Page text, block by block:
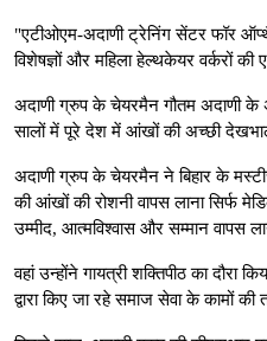
"एटीओएम-अदाणी ट्रेनिंग सेंटर फॉर
विशेषज्ञों और महिला हेल्थकेयर वर्करों
अदाणी ग्रुप के चेयरमैन गौतम अदाणी
सालों में पूरे देश में आंखों की अच्छी
अदाणी ग्रुप के चेयरमैन ने बिहार के
की आंखों की रोशनी वापस लाना सिर्फ
उम्मीद, आत्मविश्वास और सम्मान वापस
वहां उन्होंने गायत्री शक्तिपीठ का दौरा
द्वारा किए जा रहे समाज सेवा के कामों की